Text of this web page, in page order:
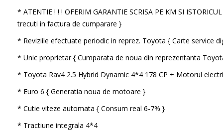
* ATENTIE ! ! ! OFERIM GARANTIE SCRISA PE KM SI
trecuti in factura de cumparare }
* Reviziile efectuate periodic in reprez. Toyota { Carte service
* Unic proprietar { Cumparata de noua din reprezentanta
* Toyota Rav4 2.5 Hybrid Dynamic 4*4 178 CP + Motorul
* Euro 6 { Generatia noua de motoare }
* Cutie viteze automata { Consum real 6-7% }
* Tractiune integrala 4*4